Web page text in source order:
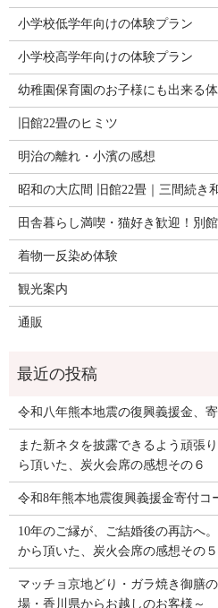
小学校低学年向けの体験プラン
小学校高学年向けの体験プラン
幼稚園保育園のお子様にも出来る
旧館22畳のヒミツ
明治の離れ・小濱の感想
昭和の大広間 旧館22畳｜三間続き
田舎暮らし満喫・猫好き歓迎！別
着物一反染め体験
観光案内
通販
令和八年熊本地震の復興義援金、
また新ネタを披露できるよう頑張
ら頂いた、炭火会席の感想その６
令和8年熊本地震復興義援金寄付コ
10年のご縁が、ご結婚後の再訪へ
から頂いた、炭火会席の感想その５
マッチョ京地どり・ガラ焼き御膳
場・香川県からお越しのお客様～